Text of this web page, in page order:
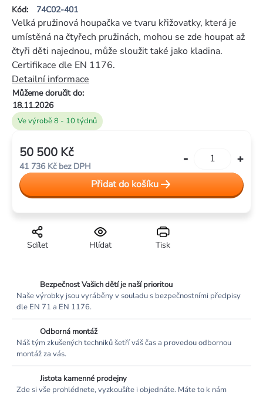
Kód: 74C02-401
produktu
je
z
5
hvězdiček.
Ve výrobě 8 - 10 týdnů
Můžeme doručit do:
18.11.2026
Velká pružinová houpačka ve tvaru křižovatky, která je
umístěná na čtyřech pružinách, mohou se zde houpat až
čtyři děti najednou, může sloužit také jako kladina.
Certifikace dle EN 1176.
Detailní informace
Tisk
Hlídat
Sdílet
50 500 Kč
41 736 Kč bez DPH
cena:
Přidat do košíku
Bezpečnost Vašich dětí je naší prioritou
Naše výrobky jsou vyráběny v souladu s bezpečnostními předpisy
dle EN 71 a EN 1176.
Odborná montáž
Náš tým zkušených techniků šetří váš čas a provedou odbornou
montáž za vás.
Jistota kamenné prodejny
Zde si vše prohlédnete, vyzkoušíte i objednáte. Máte to k nám